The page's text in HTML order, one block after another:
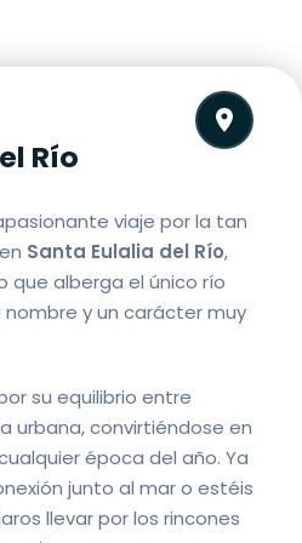
Río
viaje por la tan
en Santa Eulalia del Río,
que alberga el único río
nombre y un carácter muy
su equilibrio entre
urbana, convirtiéndose en
época del año. Ya
junto al mar o estéis
llevar por los rincones